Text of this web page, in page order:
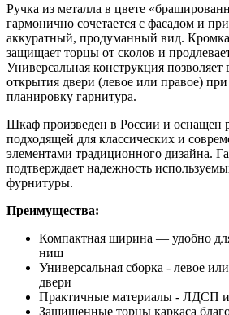
Ручка из металла в цвете
гармонично сочетается с фасадом и
аккуратный, продуманный вид.
защищает торцы от сколов и
Универсальная конструкция
открытия двери (левое или правое)
планировку гарнитура.
Шкаф произведен в России и оснащен
подходящей для классических и
элементами традиционного дизайна.
подтверждает надежность
фурнитуры.
Преимущества:
Компактная ширина — удобно
ниш
Универсальная сборка - левое
двери
Практичные материалы -
Защищенные торцы каркаса